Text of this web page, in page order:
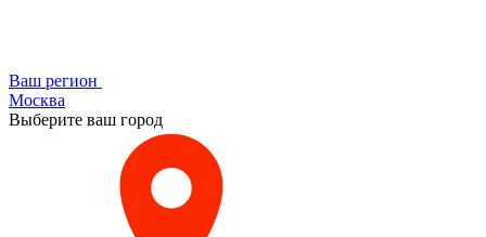
Ваш регион
Москва
Выберите ваш город